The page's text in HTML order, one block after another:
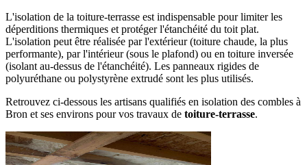
L'isolation de la toiture-terrasse est indispensable pour limiter les
déperditions thermiques et protéger l'étanchéité du toit plat.
L'isolation peut être réalisée par l'extérieur (toiture chaude, la plus
performante), par l'intérieur (sous le plafond) ou en toiture inversée
(isolant au-dessus de l'étanchéité). Les panneaux rigides de
polyuréthane ou polystyrène extrudé sont les plus utilisés.
Retrouvez ci-dessous les artisans qualifiés en isolation des combles à
Bron et ses environs pour vos travaux de toiture-terrasse.